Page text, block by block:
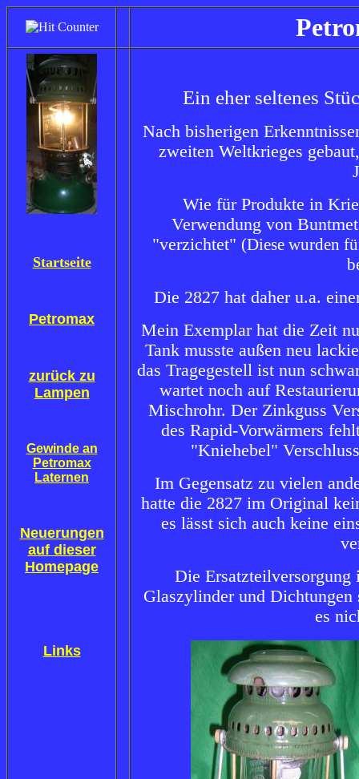
Startseite
Petromax
zurück zu
Lampen
Gewinde an
Petromax
Laternen
Neuerungen
auf dieser
Homepage
Links
Ein eher seltenes
Nach bisherigen
zweiten Weltkrieges
Wie für Produkte in
Verwendung von
"verzichtet" (Diese wurden
Die 2827 hat daher u.a.
Mein Exemplar hat die Zeit
Tank musste außen neu
das Tragegestell ist nun
wartet noch auf
Mischrohr. Der Zinkguss
des Rapid-Vorwärmers
"Kniehebel"
Im Gegensatz zu vielen
hatte die 2827 im Original
es lässt sich auch keine
Die Ersatzteilversorgung
Glaszylinder und
es